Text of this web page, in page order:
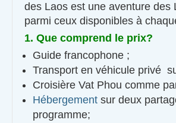
des Laos est une aventure
parmi ceux disponibles à
1. Que comprend le prix?
Guide francophone ;
Transport en véhicule privé
Croisière Vat Phou comme
Hébergement sur deux
programme;